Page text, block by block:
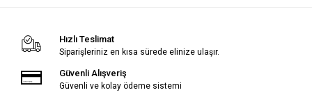
Hızlı Teslimat
Siparişleriniz en kısa sürede elinize ulaşır.
Güvenli Alışveriş
Güvenli ve kolay ödeme sistemi